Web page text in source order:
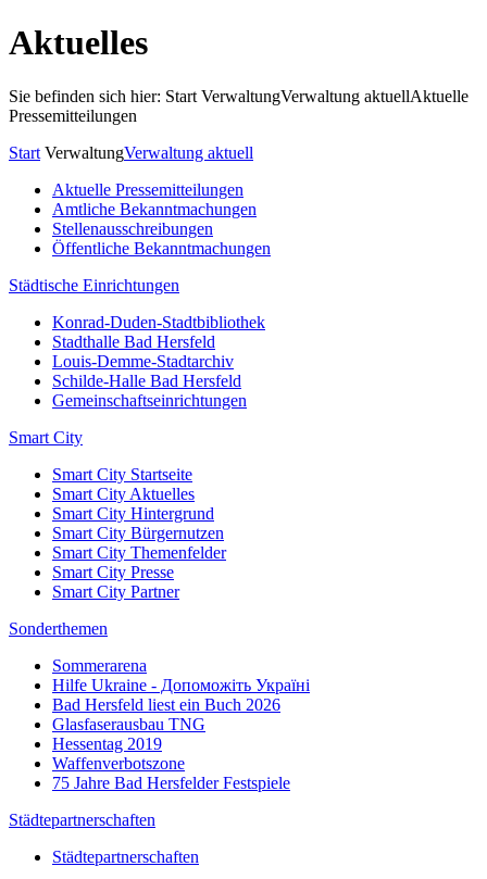
Aktuelles
Sie befinden sich hier: Start VerwaltungVerwaltung aktuellAktuelle
Pressemitteilungen
Start VerwaltungVerwaltung aktuell
Aktuelle Pressemitteilungen
Amtliche Bekanntmachungen
Stellenausschreibungen
Öffentliche Bekanntmachungen
Städtische Einrichtungen
Konrad-Duden-Stadtbibliothek
Stadthalle Bad Hersfeld
Louis-Demme-Stadtarchiv
Schilde-Halle Bad Hersfeld
Gemeinschaftseinrichtungen
Smart City
Smart City Startseite
Smart City Aktuelles
Smart City Hintergrund
Smart City Bürgernutzen
Smart City Themenfelder
Smart City Presse
Smart City Partner
Sonderthemen
Sommerarena
Hilfe Ukraine - Допоможіть Україні
Bad Hersfeld liest ein Buch 2026
Glasfaserausbau TNG
Hessentag 2019
Waffenverbotszone
75 Jahre Bad Hersfelder Festspiele
Städtepartnerschaften
Städtepartnerschaften